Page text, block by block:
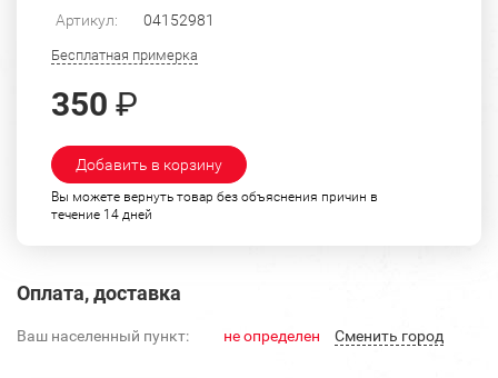
Артикул: 04152981
Бесплатная примерка
350 ₽
Добавить в корзину
Вы можете вернуть товар без объяснения причин в
течение 14 дней
Оплата, доставка
Ваш населенный пункт: не определен Cменить город